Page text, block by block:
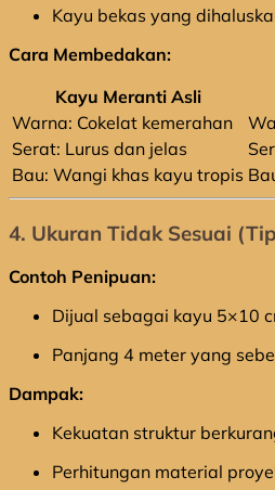
Kayu bekas yang
Cara Membedakan:
Kayu Meranti Asli
Warna: Cokelat kemerahan
Serat: Lurus dan jelas
Bau: Wangi khas kayu tropis
4. Ukuran Tidak Sesuai
Contoh Penipuan:
Dijual sebagai kayu 5×10
Panjang 4 meter yang
Dampak:
Kekuatan struktur
Perhitungan material